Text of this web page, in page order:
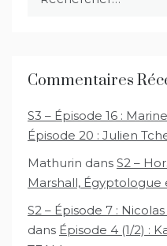
Commentaires
S3 – Épisode 16 :
Épisode 20 : Julien
Mathurin dans S2 –
Marshall, Égyptologue
S2 – Épisode 7 :
dans Épisode 4 (1/2) :